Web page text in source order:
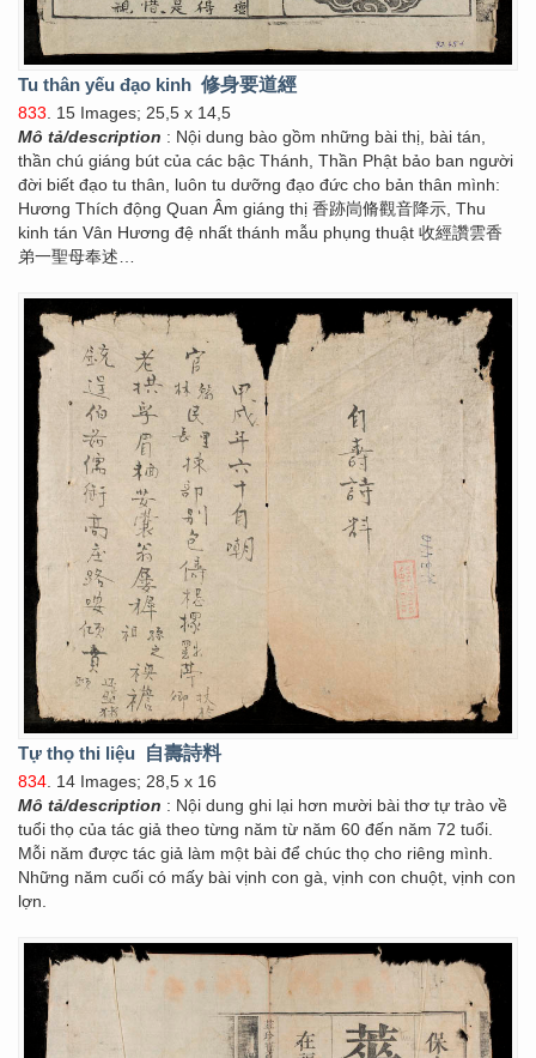
Tu thân yếu đạo kinh 修身要道經
833 . 15 Images; 25,5 x 14,5
Mô tả/description : Nội dung bào gồm những bài thị, bài tán,
thần chú giáng bút của các bậc Thánh, Thần Phật bảo ban người
đời biết đạo tu thân, luôn tu dưỡng đạo đức cho bản thân mình:
Hương Thích động Quan Âm giáng thị 香跡峝脩觀音降示, Thu
kinh tán Vân Hương đệ nhất thánh mẫu phụng thuật 收經讚雲香
弟一聖母奉述…
Tự thọ thi liệu 自壽詩料
834 . 14 Images; 28,5 x 16
Mô tả/description : Nội dung ghi lại hơn mười bài thơ tự trào về
tuổi thọ của tác giả theo từng năm từ năm 60 đến năm 72 tuổi.
Mỗi năm được tác giả làm một bài để chúc thọ cho riêng mình.
Những năm cuối có mấy bài vịnh con gà, vịnh con chuột, vịnh con
lợn.